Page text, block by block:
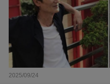
2025/09/24